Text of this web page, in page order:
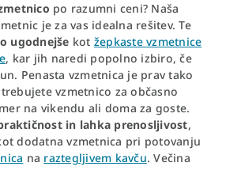
po razumni ceni? Naša
je za vas idealna rešitev. Te
ugodnejše kot žepkaste vzmetnice
, kar jih naredi popolno izbiro, če
Penasta vzmetnica je prav tako
vzmetnico za občasno
na vikendu ali doma za goste.
in lahka prenosljivost,
dodatna vzmetnica pri potovanju
na raztegljivem kavču. Večina